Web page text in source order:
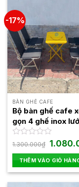
-17%
BÀN GHẾ CAFE
Bộ bàn ghế cafe
gọn 4 ghế inox
xo khung to lưng
BBGX03
Được
hạng
0
5
sao
1.300.000₫ Giá
gốc
là:
THÊM VÀO GIỎ